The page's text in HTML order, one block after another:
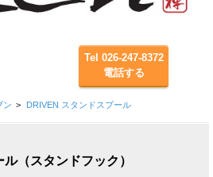
Tel 026-247-8372
電話する
ン > DRIVEN スタンドスプール
（スタンドフック）